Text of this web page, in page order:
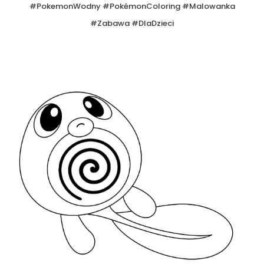
#PokemonWodny #PokémonColoring #Malowanka
#Zabawa #DlaDzieci